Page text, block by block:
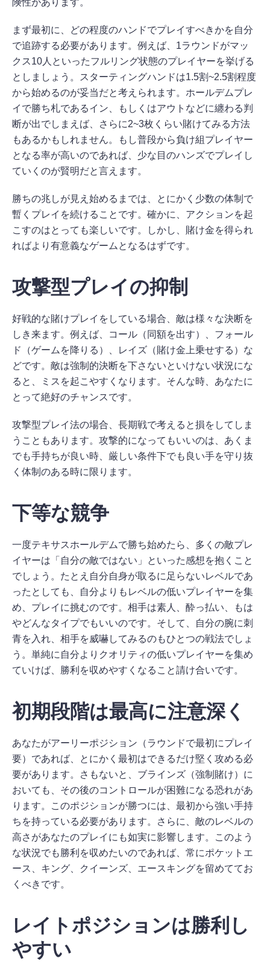
険性があります。
まず最初に、どの程度のハンドでプレイすべきかを自分
で追跡する必要があります。例えば、1ラウンドがマッ
クス10人といったフルリング状態のプレイヤーを挙げる
としましょう。スターティングハンドは1.5割~2.5割程度
から始めるのが妥当だと考えられます。ホールデムプレ
イで勝ち札であるイン、もしくはアウトなどに纏わる判
断が出でしまえば、さらに2~3枚くらい賭けてみる方法
もあるかもしれません。もし普段から負け組プレイヤー
となる率が高いのであれば、少な目のハンズでプレイし
ていくのが賢明だと言えます。
勝ちの兆しが見え始めるまでは、とにかく少数の体制で
暫くプレイを続けることです。確かに、アクションを起
こすのはとっても楽しいです。しかし、賭け金を得られ
ればより有意義なゲームとなるはずです。
攻撃型プレイの抑制
好戦的な賭けプレイをしている場合、敵は様々な決断を
しき来ます。例えば、コール（同額を出す）、フォール
ド（ゲームを降りる）、レイズ（賭け金上乗せする）な
どです。敵は強制的決断を下さないといけない状況にな
ると、ミスを起こやすくなります。そんな時、あなたに
とって絶好のチャンスです。
攻撃型プレイ法の場合、長期戦で考えると損をしてしま
うこともあります。攻撃的になってもいいのは、あくま
でも手持ちが良い時、厳しい条件下でも良い手を守り抜
く体制のある時に限ります。
下等な競争
一度テキサスホールデムで勝ち始めたら、多くの敵プレ
イヤーは「自分の敵ではない」といった感想を抱くこと
でしょう。たとえ自分自身が取るに足らないレベルであ
ったとしても、自分よりもレベルの低いプレイヤーを集
め、プレイに挑むのです。相手は素人、酔っ払い、もは
やどんなタイプでもいいのです。そして、自分の腕に刺
青を入れ、相手を威嚇してみるのもひとつの戦法でしょ
う。単純に自分よりクオリティの低いプレイヤーを集め
ていけば、勝利を収めやすくなること請け合いです。
初期段階は最高に注意深く
あなたがアーリーポジション（ラウンドで最初にプレイ
要）であれば、とにかく最初はできるだけ堅く攻める必
要があります。さもないと、ブラインズ（強制賭け）に
おいても、その後のコントロールが困難になる恐れがあ
ります。このポジションが勝つには、最初から強い手持
ちを持っている必要があります。さらに、敵のレベルの
高さがあなたのプレイにも如実に影響します。このよう
な状況でも勝利を収めたいのであれば、常にポケットエ
ース、キング、クイーンズ、エースキングを留めててお
くべきです。
レイトポジションは勝利し
やすい